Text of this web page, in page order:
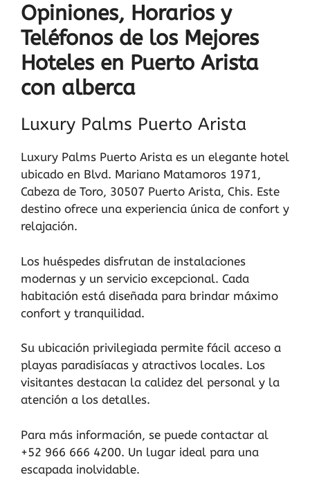
Opiniones, Horarios y
Teléfonos de los Mejores
Hoteles en Puerto Arista
con alberca
Luxury Palms Puerto Arista
Luxury Palms Puerto Arista es un elegante hotel
ubicado en Blvd. Mariano Matamoros 1971,
Cabeza de Toro, 30507 Puerto Arista, Chis. Este
destino ofrece una experiencia única de confort y
relajación.
Los huéspedes disfrutan de instalaciones
modernas y un servicio excepcional. Cada
habitación está diseñada para brindar máximo
confort y tranquilidad.
Su ubicación privilegiada permite fácil acceso a
playas paradisíacas y atractivos locales. Los
visitantes destacan la calidez del personal y la
atención a los detalles.
Para más información, se puede contactar al
+52 966 666 4200. Un lugar ideal para una
escapada inolvidable.